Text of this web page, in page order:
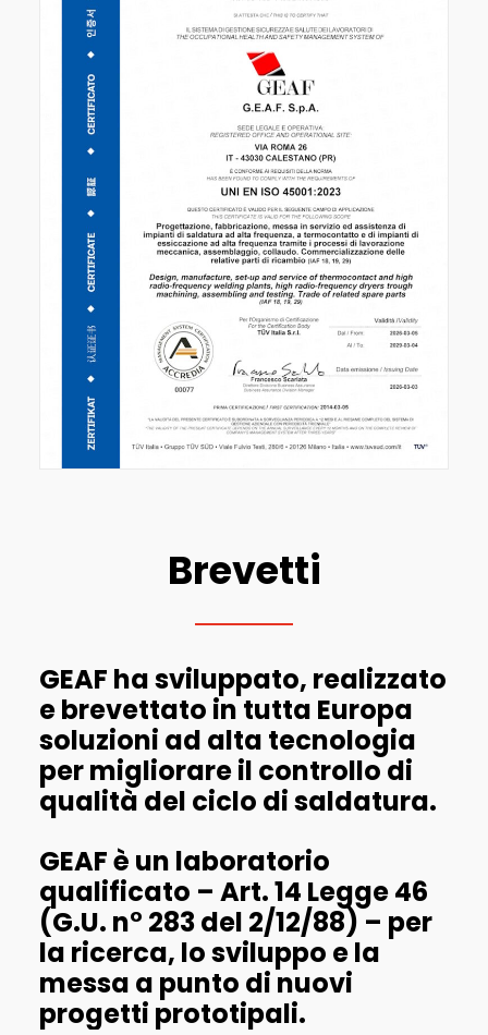
Brevetti
GEAF ha sviluppato, realizzato
e brevettato in tutta Europa
soluzioni ad alta tecnologia
per migliorare il controllo di
qualità del ciclo di saldatura.
GEAF è un laboratorio
qualificato – Art. 14 Legge 46
(G.U. n° 283 del 2/12/88) – per
la ricerca, lo sviluppo e la
messa a punto di nuovi
progetti prototipali.